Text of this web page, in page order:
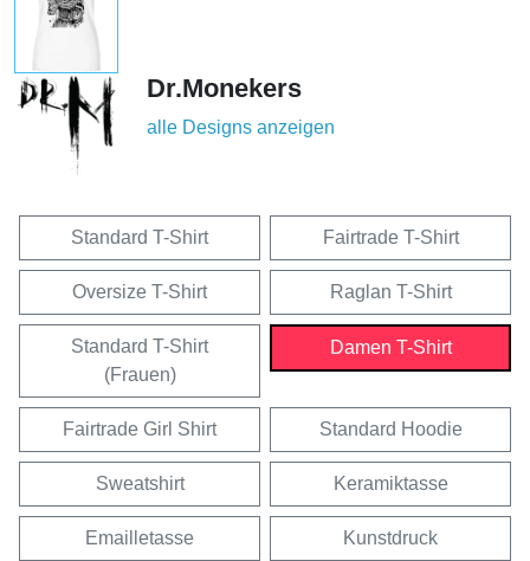
Dr.Monekers
alle Designs anzeigen
Standard T-Shirt Fairtrade T-Shirt
Oversize T-Shirt Raglan T-Shirt
Standard T-Shirt
(Frauen)
Damen T-Shirt
Fairtrade Girl Shirt Standard Hoodie
Sweatshirt Keramiktasse
Emailletasse Kunstdruck